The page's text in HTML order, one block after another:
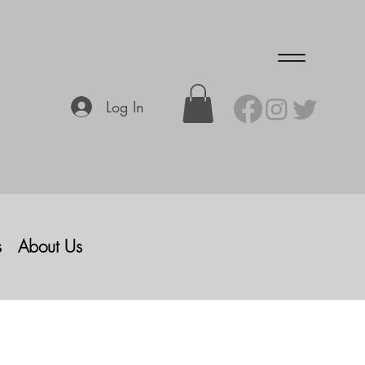
Log In
About Us